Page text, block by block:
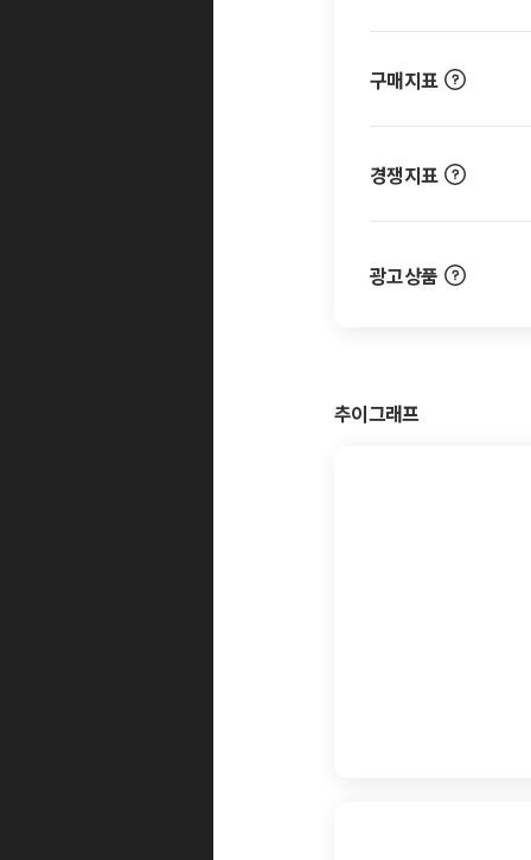
구매지표
경쟁지표
광고상품
추이그래프